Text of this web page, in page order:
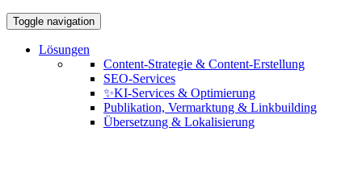
Toggle navigation
Lösungen
Content-Strategie & Content-Erstellung
SEO-Services
✨KI-Services & Optimierung
Publikation, Vermarktung & Linkbuilding
Übersetzung & Lokalisierung